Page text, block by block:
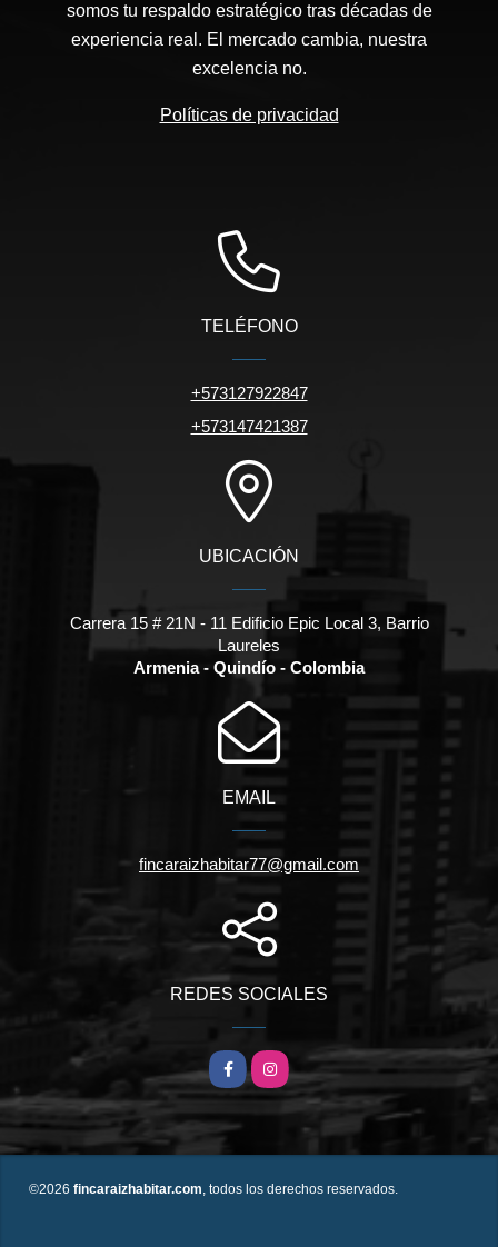
somos tu respaldo estratégico tras décadas de
experiencia real. El mercado cambia, nuestra
excelencia no.
Políticas de privacidad
TELÉFONO
+573127922847
+573147421387
UBICACIÓN
Carrera 15 # 21N - 11 Edificio Epic Local 3, Barrio
Laureles
Armenia - Quindío - Colombia
EMAIL
fincaraizhabitar77@gmail.com
REDES SOCIALES
FacebookInstagram
©2026 fincaraizhabitar.com, todos los derechos reservados.